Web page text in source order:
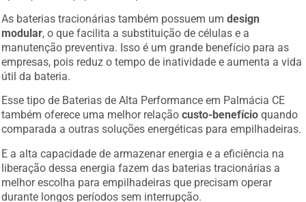
As baterias tracionárias também possuem umdesign
modular , o que facilita a substituição de células e a
manutenção preventiva. Isso é um grande benefício para as
empresas, pois reduz o tempo de inatividade e aumenta a vida
útil da bateria.
Esse tipo de Baterias de Alta Performance em Palmácia CE
também oferece uma melhor relaçãocusto-benefício quando
comparada a outras soluções energéticas para empilhadeiras.
E a alta capacidade de armazenar energia e a eficiência na
liberação dessa energia fazem das baterias tracionárias a
melhor escolha para empilhadeiras que precisam operar
durante longos períodos sem interrupção.